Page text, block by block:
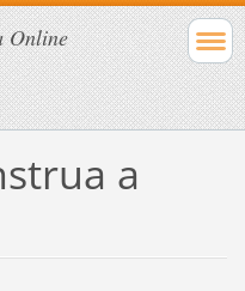
Online
a